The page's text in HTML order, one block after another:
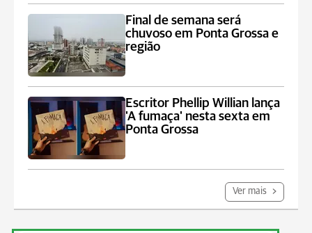
Final de semana será
chuvoso em Ponta Grossa e
região
Escritor Phellip Willian lança
'A fumaça' nesta sexta em
Ponta Grossa
Ver mais